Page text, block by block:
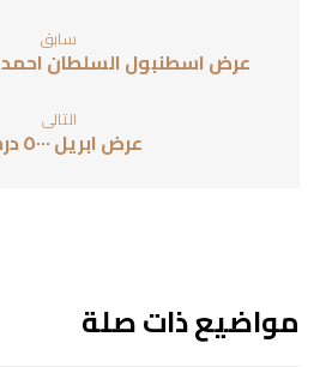
سابق
عرض اسطنبول السلطان احمد ٧ ايام ( ٦ ليالي )
التالى
عرض ابريل ٥٠٠٠ درهم
مواضيع ذات صلة